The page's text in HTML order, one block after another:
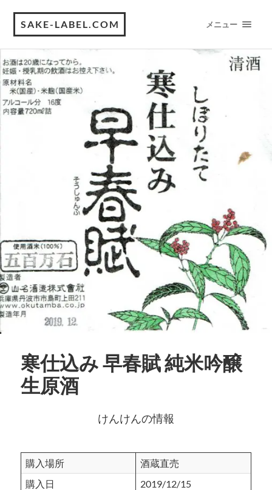
SAKE-LABEL.COM メニュー
寒仕込み 早春賦 純米吟醸
生原酒
けんけんの情報
購入場所
酒蔵直売
購入日
2019/12/15